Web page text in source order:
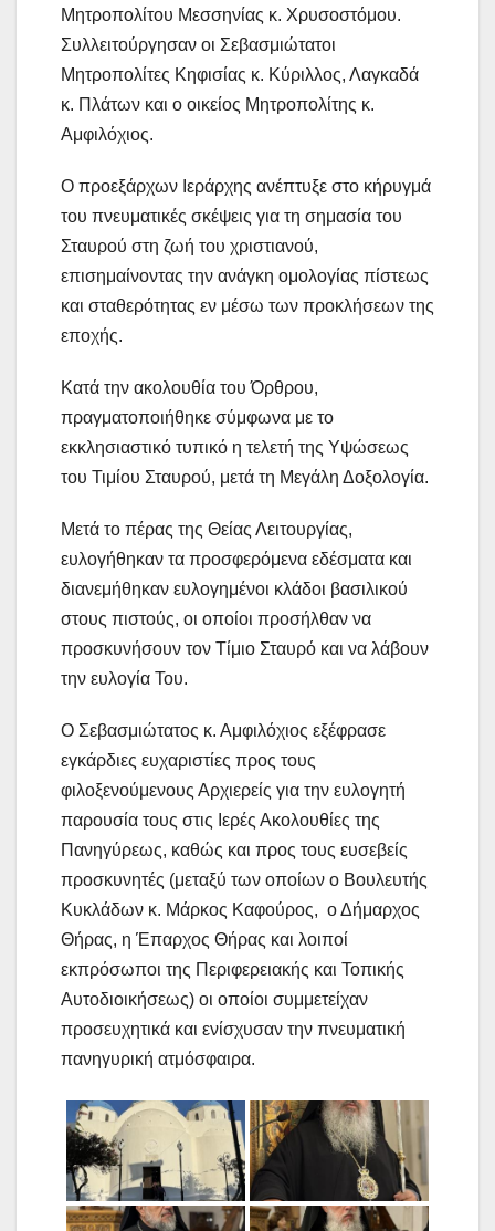
Μητροπολίτου Μεσσηνίας κ. Χρυσοστόμου.
Συλλειτούργησαν οι Σεβασμιώτατοι
Μητροπολίτες Κηφισίας κ. Κύριλλος, Λαγκαδά
κ. Πλάτων και ο οικείος Μητροπολίτης κ.
Αμφιλόχιος.
Ο προεξάρχων Ιεράρχης ανέπτυξε στο κήρυγμά
του πνευματικές σκέψεις για τη σημασία του
Σταυρού στη ζωή του χριστιανού,
επισημαίνοντας την ανάγκη ομολογίας πίστεως
και σταθερότητας εν μέσω των προκλήσεων της
εποχής.
Κατά την ακολουθία του Όρθρου,
πραγματοποιήθηκε σύμφωνα με το
εκκλησιαστικό τυπικό η τελετή της Υψώσεως
του Τιμίου Σταυρού, μετά τη Μεγάλη Δοξολογία.
Μετά το πέρας της Θείας Λειτουργίας,
ευλογήθηκαν τα προσφερόμενα εδέσματα και
διανεμήθηκαν ευλογημένοι κλάδοι βασιλικού
στους πιστούς, οι οποίοι προσήλθαν να
προσκυνήσουν τον Τίμιο Σταυρό και να λάβουν
την ευλογία Του.
Ο Σεβασμιώτατος κ. Αμφιλόχιος εξέφρασε
εγκάρδιες ευχαριστίες προς τους
φιλοξενούμενους Αρχιερείς για την ευλογητή
παρουσία τους στις Ιερές Ακολουθίες της
Πανηγύρεως, καθώς και προς τους ευσεβείς
προσκυνητές (μεταξύ των οποίων ο Βουλευτής
Κυκλάδων κ. Μάρκος Καφούρος, ο Δήμαρχος
Θήρας, η Έπαρχος Θήρας και λοιποί
εκπρόσωποι της Περιφερειακής και Τοπικής
Αυτοδιοικήσεως) οι οποίοι συμμετείχαν
προσευχητικά και ενίσχυσαν την πνευματική
πανηγυρική ατμόσφαιρα.